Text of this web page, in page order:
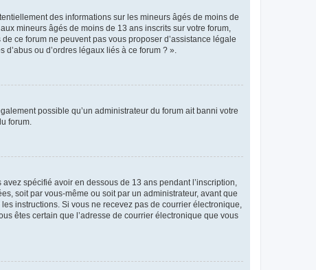
des informations sur les mineurs âgés de moins de
mineurs âgés de moins de 13 ans inscrits sur votre forum,
ce forum ne peuvent pas vous proposer d’assistance légale
ou d’ordres légaux liés à ce forum ? ».
possible qu’un administrateur du forum ait banni votre
forum.
spécifié avoir en dessous de 13 ans pendant l’inscription,
soit par vous-même ou soit par un administrateur, avant que
instructions. Si vous ne recevez pas de courrier électronique,
êtes certain que l’adresse de courrier électronique que vous